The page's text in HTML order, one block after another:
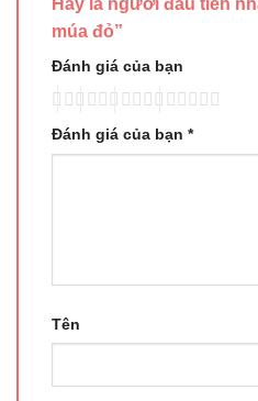
Hãy là người đầu tiên
múa đỏ”
Đánh giá của bạn
Đánh giá của bạn *
Tên